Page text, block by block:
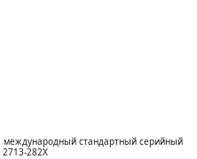
международный стандартный серийный
2713-282X